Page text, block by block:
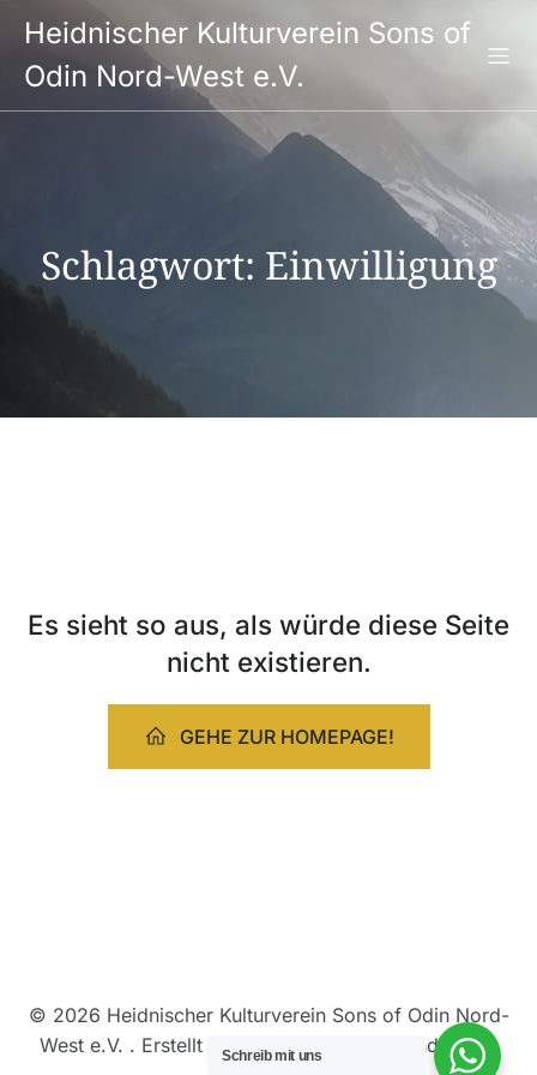
zumHeidnischer Kulturverein Sons of
Odin Nord-West e.V.
Schlagwort: Einwilligung
Es sieht so aus, als würde diese Seite
nicht existieren.
GEHE ZUR HOMEPAGE!
© 2026 Heidnischer Kulturverein Sons of Odin Nord-
West e.V. . Erstellt mit ❤️ mit WordPress und Kubio
Schreib mit uns